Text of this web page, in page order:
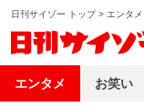
日刊サイゾー トップ> エンタメ
エンタメ お笑い